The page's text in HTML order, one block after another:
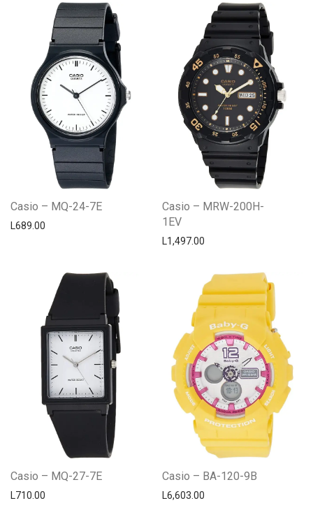
Casio – MQ-24-7E
L689.00
Casio – MRW-200H-
1EV
L1,497.00
Casio – MQ-27-7E
L710.00
Casio – BA-120-9B
L6,603.00